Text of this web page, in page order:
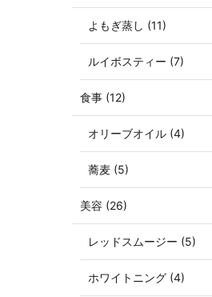
よもぎ蒸し (11)
ルイボスティー (7)
食事 (12)
オリーブオイル (4)
蕎麦 (5)
美容 (26)
レッドスムージー (5)
ホワイトニング (4)